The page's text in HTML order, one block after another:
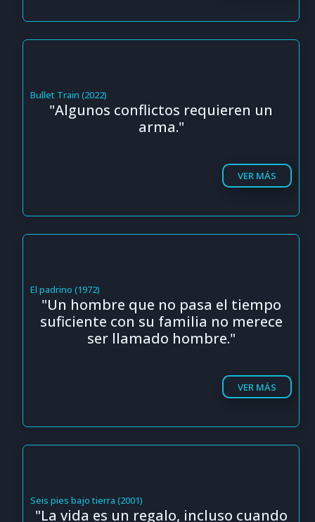
Bullet Train (2022)
"Algunos conflictos requieren un
arma."
VER MÁS
El padrino (1972)
"Un hombre que no pasa el tiempo
suficiente con su familia no merece
ser llamado hombre."
VER MÁS
Seis pies bajo tierra (2001)
"La vida es un regalo, incluso cuando